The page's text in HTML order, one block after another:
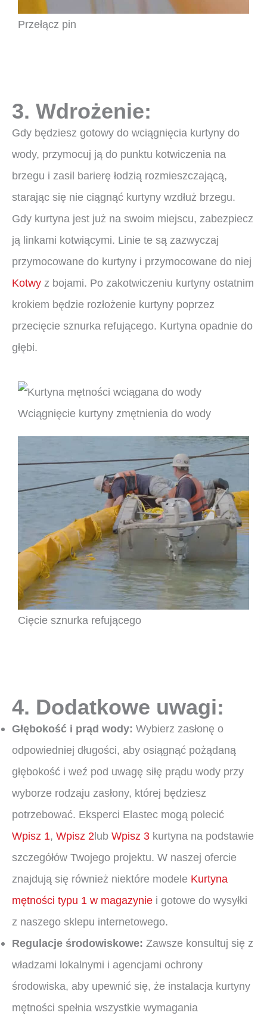
Przełącz pin
3. Wdrożenie:
Gdy będziesz gotowy do wciągnięcia kurtyny do
wody, przymocuj ją do punktu kotwiczenia na
brzegu i zasil barierę łodzią rozmieszczającą,
starając się nie ciągnąć kurtyny wzdłuż brzegu.
Gdy kurtyna jest już na swoim miejscu, zabezpiecz
ją linkami kotwiącymi. Linie te są zazwyczaj
przymocowane do kurtyny i przymocowane do niej
Kotwy z bojami. Po zakotwiczeniu kurtyny ostatnim
krokiem będzie rozłożenie kurtyny poprzez
przecięcie sznurka refującego. Kurtyna opadnie do
głębi.
Wciągnięcie kurtyny zmętnienia do wody
Cięcie sznurka refującego
4. Dodatkowe uwagi:
Głębokość i prąd wody: Wybierz zasłonę o
odpowiedniej długości, aby osiągnąć pożądaną
głębokość i weź pod uwagę siłę prądu wody przy
wyborze rodzaju zasłony, której będziesz
potrzebować. Eksperci Elastec mogą polecić
Wpisz 1, Wpisz 2lub Wpisz 3 kurtyna na podstawie
szczegółów Twojego projektu. W naszej ofercie
znajdują się również niektóre modele Kurtyna
mętności typu 1 w magazynie i gotowe do wysyłki
z naszego sklepu internetowego.
Regulacje środowiskowe: Zawsze konsultuj się z
władzami lokalnymi i agencjami ochrony
środowiska, aby upewnić się, że instalacja kurtyny
mętności spełnia wszystkie wymagania